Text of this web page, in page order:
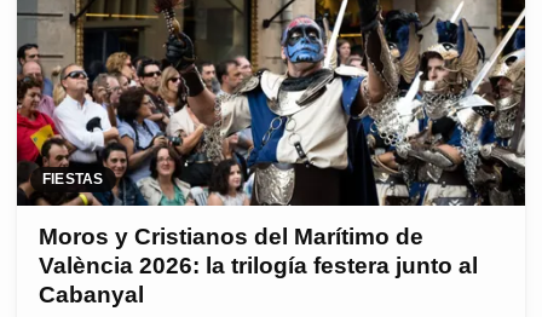
FIESTAS
Moros y Cristianos del Marítimo de
València 2026: la trilogía festera junto al
Cabanyal